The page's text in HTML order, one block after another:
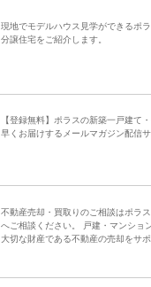
現地でモデルハウス見学ができるポ
分譲住宅をご紹介します。
【登録無料】ポラスの新築一戸建て
早くお届けするメールマガジン配信サ
不動産売却・買取りのご相談はポラ
へご相談ください。 戸建・マンショ
大切な財産である不動産の売却をサポ